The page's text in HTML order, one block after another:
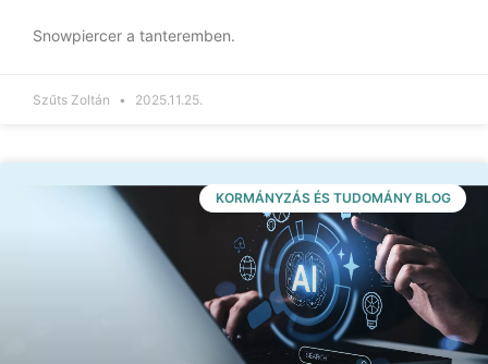
Snowpiercer a tanteremben.
Szűts Zoltán 2025.11.25.
KORMÁNYZÁS ÉS TUDOMÁNY BLOG